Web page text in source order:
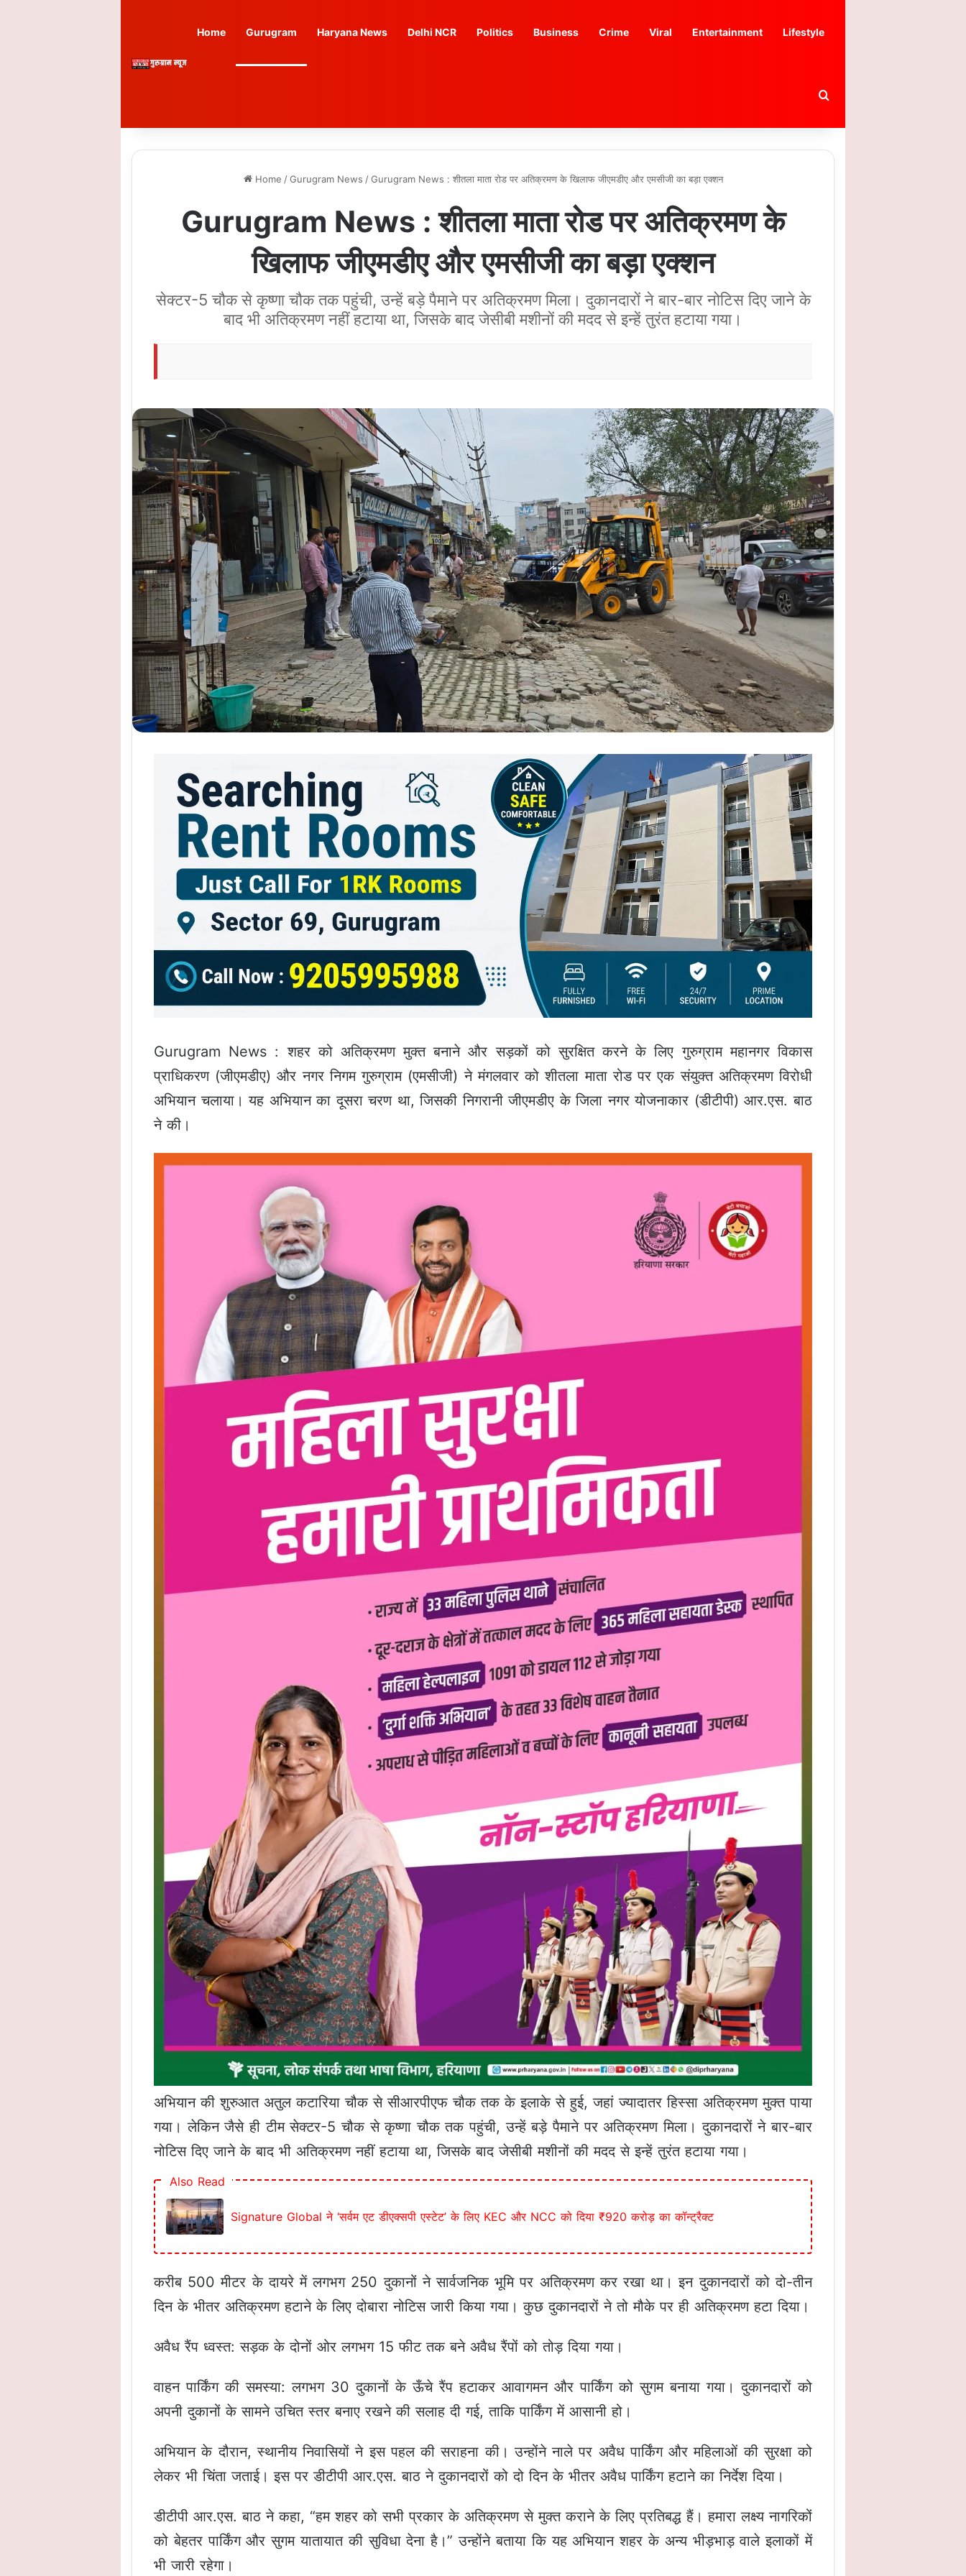
Home Gurugram Haryana News Delhi NCR Politics Business Crime Viral Entertainment Lifestyle
Search for
Home / Gurugram News / Gurugram News : शीतला माता रोड पर अतिक्रमण के खिलाफ जीएमडीए और एमसीजी का बड़ा एक्शन
Gurugram News : शीतला माता रोड पर अतिक्रमण के
खिलाफ जीएमडीए और एमसीजी का बड़ा एक्शन
सेक्टर-5 चौक से कृष्णा चौक तक पहुंची, उन्हें बड़े पैमाने पर अतिक्रमण मिला। दुकानदारों ने बार-बार नोटिस दिए जाने के
बाद भी अतिक्रमण नहीं हटाया था, जिसके बाद जेसीबी मशीनों की मदद से इन्हें तुरंत हटाया गया।
Gurugram News : शहर को अतिक्रमण मुक्त बनाने और सड़कों को सुरक्षित करने के लिए गुरुग्राम महानगर विकास
प्राधिकरण (जीएमडीए) और नगर निगम गुरुग्राम (एमसीजी) ने मंगलवार को शीतला माता रोड पर एक संयुक्त अतिक्रमण विरोधी
अभियान चलाया। यह अभियान का दूसरा चरण था, जिसकी निगरानी जीएमडीए के जिला नगर योजनाकार (डीटीपी) आर.एस. बाठ
ने की।
अभियान की शुरुआत अतुल कटारिया चौक से सीआरपीएफ चौक तक के इलाके से हुई, जहां ज्यादातर हिस्सा अतिक्रमण मुक्त पाया
गया। लेकिन जैसे ही टीम सेक्टर-5 चौक से कृष्णा चौक तक पहुंची, उन्हें बड़े पैमाने पर अतिक्रमण मिला। दुकानदारों ने बार-बार
नोटिस दिए जाने के बाद भी अतिक्रमण नहीं हटाया था, जिसके बाद जेसीबी मशीनों की मदद से इन्हें तुरंत हटाया गया।
Also Read
Signature Global ने ‘सर्वम एट डीएक्सपी एस्टेट’ के लिए KEC और NCC को दिया ₹920 करोड़ का कॉन्ट्रैक्ट
करीब 500 मीटर के दायरे में लगभग 250 दुकानों ने सार्वजनिक भूमि पर अतिक्रमण कर रखा था। इन दुकानदारों को दो-तीन
दिन के भीतर अतिक्रमण हटाने के लिए दोबारा नोटिस जारी किया गया। कुछ दुकानदारों ने तो मौके पर ही अतिक्रमण हटा दिया।
अवैध रैंप ध्वस्त: सड़क के दोनों ओर लगभग 15 फीट तक बने अवैध रैंपों को तोड़ दिया गया।
वाहन पार्किंग की समस्या: लगभग 30 दुकानों के ऊँचे रैंप हटाकर आवागमन और पार्किंग को सुगम बनाया गया। दुकानदारों को
अपनी दुकानों के सामने उचित स्तर बनाए रखने की सलाह दी गई, ताकि पार्किंग में आसानी हो।
अभियान के दौरान, स्थानीय निवासियों ने इस पहल की सराहना की। उन्होंने नाले पर अवैध पार्किंग और महिलाओं की सुरक्षा को
लेकर भी चिंता जताई। इस पर डीटीपी आर.एस. बाठ ने दुकानदारों को दो दिन के भीतर अवैध पार्किंग हटाने का निर्देश दिया।
डीटीपी आर.एस. बाठ ने कहा, “हम शहर को सभी प्रकार के अतिक्रमण से मुक्त कराने के लिए प्रतिबद्ध हैं। हमारा लक्ष्य नागरिकों
को बेहतर पार्किंग और सुगम यातायात की सुविधा देना है।” उन्होंने बताया कि यह अभियान शहर के अन्य भीड़भाड़ वाले इलाकों में
भी जारी रहेगा।